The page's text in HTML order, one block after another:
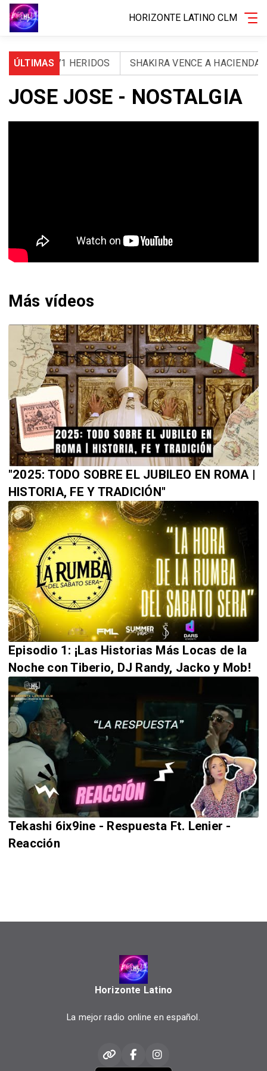
HORIZONTE LATINO CLM
ÚLTIMAS
Y 971 HERIDOS SHAKIRA VENCE A HACIENDA:
JOSE JOSE - NOSTALGIA
Más vídeos
"2025: TODO SOBRE EL JUBILEO EN ROMA |
HISTORIA, FE Y TRADICIÓN"
Episodio 1: ¡Las Historias Más Locas de la
Noche con Tiberio, DJ Randy, Jacko y Mob!
Tekashi 6ix9ine - Respuesta Ft. Lenier -
Reacción
Horizonte Latino
La mejor radio online en español.